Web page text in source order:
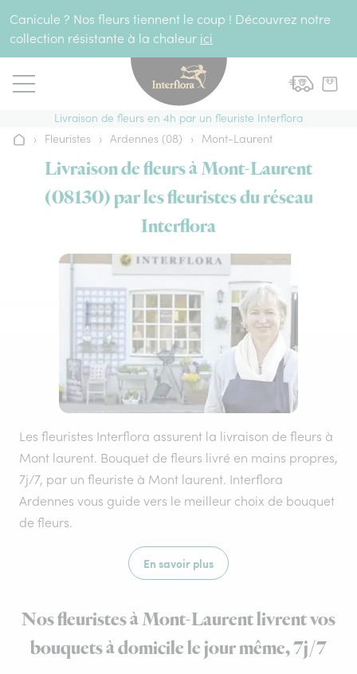
Canicule ? Nos fleurs tiennent le coup ! Découvrez notre
collection résistante à la chaleur ici
Livraison de fleurs en 4h par un fleuriste Interflora
Accueil
› Fleuristes › Ardennes (08) › Mont-Laurent
Livraison de fleurs à Mont-Laurent
(08130) par les fleuristes du réseau
Interflora
Les fleuristes Interflora assurent la livraison de fleurs à
Mont laurent. Bouquet de fleurs livré en mains propres,
7j/7, par un fleuriste à Mont laurent. Interflora
Ardennes vous guide vers le meilleur choix de bouquet
de fleurs.
En savoir plus
Nos fleuristes à Mont-Laurent livrent vos
bouquets à domicile le jour même, 7j/7